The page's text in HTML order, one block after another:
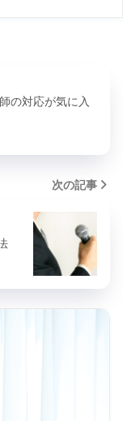
の対応が気に入
次の記事